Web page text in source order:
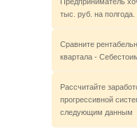
тыс. руб. на полгода.
Сравните
квартала -
Рассчитайте
прогрессивной
следующим данным